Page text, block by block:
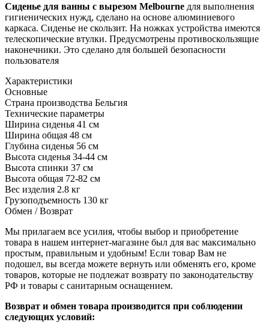
Сиденье для ванны с вырезом Melbourne для выполнения
гигиенических нужд, сделано на основе алюминиевого
каркаса. Сиденье не скользит. На ножках устройства имеются
телескопические втулки. Предусмотрены противоскользящие
наконечники. Это сделано для большей безопасности
пользователя
Характеристики
Основные
Страна производства Бельгия
Технические параметры
Ширина сиденья 41 см
Ширина общая 48 см
Глубина сиденья 56 см
Высота сиденья 34-44 см
Высота спинки 37 см
Высота общая 72-82 см
Вес изделия 2.8 кг
Грузоподъемность 130 кг
Обмен / Возврат
Мы прилагаем все усилия, чтобы выбор и приобретение
товара в нашем интернет-магазине был для вас максимально
простым, правильным и удобным! Если товар Вам не
подошел, вы всегда можете вернуть или обменять его, кроме
товаров, которые не подлежат возврату по законодательству
РФ и товары с санитарным оснащением.
Возврат и обмен товара производится при соблюдении
следующих условий: